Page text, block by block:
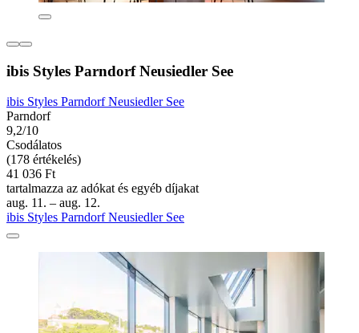
ibis Styles Parndorf Neusiedler See
ibis Styles Parndorf Neusiedler See
Parndorf
9,2/10
Csodálatos
(178 értékelés)
41 036 Ft
tartalmazza az adókat és egyéb díjakat
aug. 11. – aug. 12.
ibis Styles Parndorf Neusiedler See